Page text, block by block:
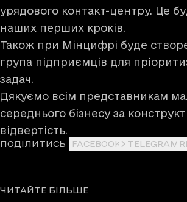
урядового контакт-центру. Це
наших перших кроків.
Також при Мінцифрі буде
група підприємців для
задач.
Дякуємо всім представникам
середнього бізнесу за
відвертість.
ПОДІЛИТИСЬ FACEBOOK X TELEGRAM
ЧИТАЙТЕ БІЛЬШЕ